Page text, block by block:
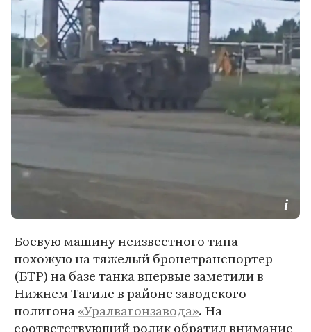
Боевую машину неизвестного типа
похожую на тяжелый бронетранспортер
(БТР) на базе танка впервые заметили в
Нижнем Тагиле в районе заводского
полигона«Уралвагонзавода». На
соответствующий ролик обратил внимание